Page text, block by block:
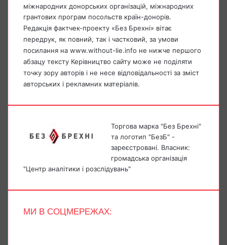
міжнародних донорських організацій, міжнародних
грантових програм посольств країн-донорів.
Редакція фактчек-проекту «Без Брехні» вітає
передрук, як повний, так і частковий, за умови
посилання на www.without-lie.info не нижче першого
абзацу тексту Керівництво сайту може не поділяти
точку зору авторів і не несе відповідальності за зміст
авторських і рекламних матеріалів.
Торгова марка "Без Брехні"
та логотип "БезБ" -
зареєстровані. Власник:
громадська організація
"Центр аналітики і розслідувань"
МИ В СОЦМЕРЕЖАХ: